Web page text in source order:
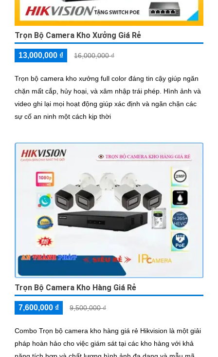
Trọn Bộ Camera Kho Xưởng Giá Rẻ
13,000,000 ₫ 16,000,000 ₫
Trọn bộ camera kho xưởng full color đáng tin cậy giúp ngăn
chặn mất cắp, hủy hoại, và xâm nhập trái phép. Hình ảnh và
video ghi lại mọi hoạt động giúp xác định và ngăn chặn các
sự cố an ninh một cách kịp thời
Trọn Bộ Camera Kho Hàng Giá Rẻ
7,600,000 ₫ 9,500,000 ₫
Combo Trọn bộ camera kho hàng giá rẻ Hikvision là một giải
pháp hoàn hảo cho việc giám sát tại các kho hàng với khả